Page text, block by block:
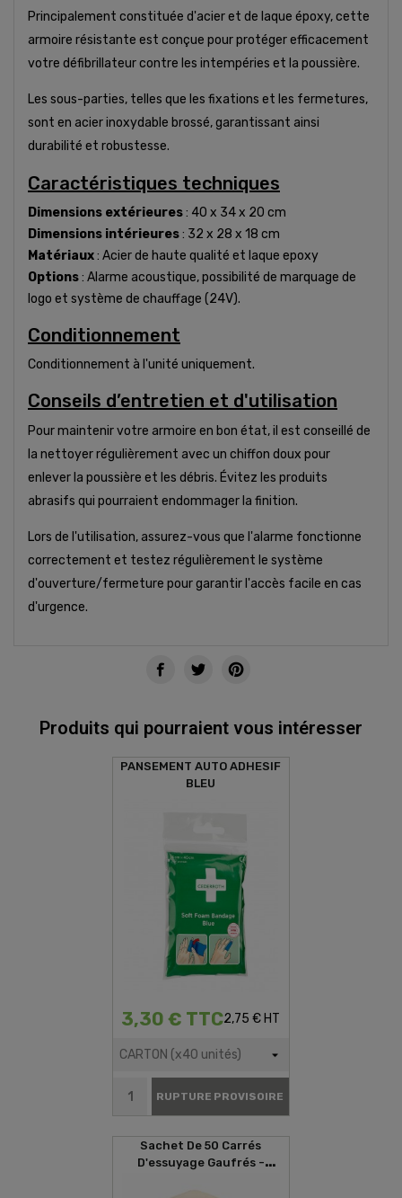
Principalement constituée d'acier et de laque époxy, cette
armoire résistante est conçue pour protéger efficacement
votre défibrillateur contre les intempéries et la poussière.
Les sous-parties, telles que les fixations et les fermetures,
sont en acier inoxydable brossé, garantissant ainsi
durabilité et robustesse.
Caractéristiques techniques
Dimensions extérieures: 40 x 34 x 20 cm
Dimensions intérieures: 32 x 28 x 18 cm
Matériaux: Acier de haute qualité et laque epoxy
Options: Alarme acoustique, possibilité de marquage de
logo et système de chauffage (24V).
Conditionnement
Conditionnement à l'unité uniquement.
Conseils d’entretien et d'utilisation
Pour maintenir votre armoire en bon état, il est conseillé de
la nettoyer régulièrement avec un chiffon doux pour
enlever la poussière et les débris. Évitez les produits
abrasifs qui pourraient endommager la finition.
Lors de l'utilisation, assurez-vous que l'alarme fonctionne
correctement et testez régulièrement le système
d'ouverture/fermeture pour garantir l'accès facile en cas
d'urgence.
Produits qui pourraient vous intéresser
PANSEMENT AUTO ADHESIF
BLEU
3,30 € TTC2,75 € HT
RUPTURE PROVISOIRE
Sachet De 50 Carrés
D'essuyage Gaufrés -